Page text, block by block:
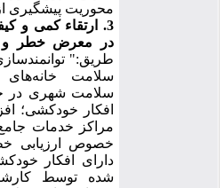
محوریت پیشگیری از
3. ارتقاء کمی و
در معرض خطر و
طریق:"
سلامت خانه‌های
سلامت شهری در
افکار خودکشی؛
مراکز خدمات
خصوص ارزیابی
دارای افکار
شده توسط